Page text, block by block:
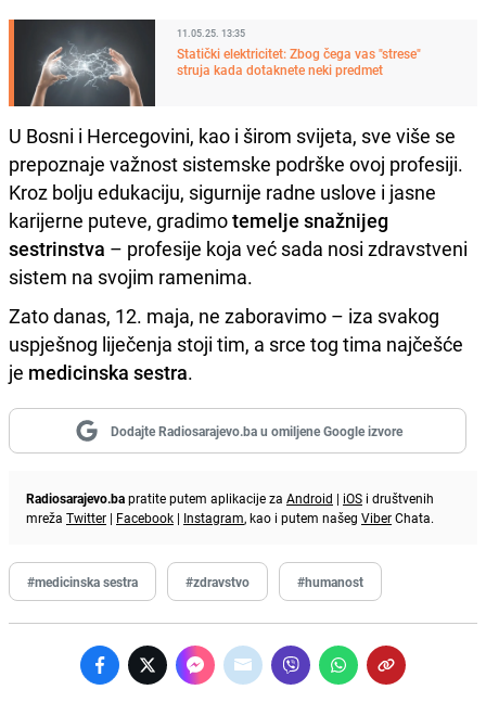
11.05.25. 13:35
Statički elektricitet: Zbog čega vas "strese"
struja kada dotaknete neki predmet
U Bosni i Hercegovini, kao i širom svijeta, sve više se
prepoznaje važnost sistemske podrške ovoj profesiji.
Kroz bolju edukaciju, sigurnije radne uslove i jasne
karijerne puteve, gradimotemelje snažnijeg
sestrinstva – profesije koja već sada nosi zdravstveni
sistem na svojim ramenima.
Zato danas, 12. maja, ne zaboravimo – iza svakog
uspješnog liječenja stoji tim, a srce tog tima najčešće
je medicinska sestra.
Dodajte Radiosarajevo.ba u omiljene Google izvore
Radiosarajevo.bapratite putem aplikacije za Android | iOS i društvenih
mreža Twitter | Facebook | Instagram, kao i putem našeg ViberChata.
#medicinska sestra #zdravstvo #humanost